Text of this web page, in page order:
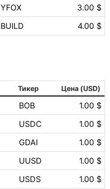
YFOX
3.00 $
BUILD 4.00 $
Тикер Цена (USD)
BOB
1.00 $
USDC
1.00 $
GDAI
1.00 $
UUSD
1.00 $
USDS 1.00 $